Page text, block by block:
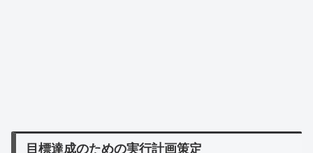
目標達成のための実行計画策定